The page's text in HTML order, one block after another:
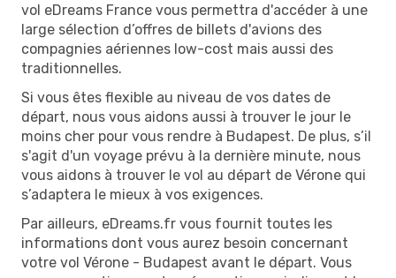
vol eDreams France vous permettra d'accéder à une
large sélection d’offres de billets d'avions des
compagnies aériennes low-cost mais aussi des
traditionnelles.
Si vous êtes flexible au niveau de vos dates de
départ, nous vous aidons aussi à trouver le jour le
moins cher pour vous rendre à Budapest. De plus, s’il
s'agit d'un voyage prévu à la dernière minute, nous
vous aidons à trouver le vol au départ de Vérone qui
s’adaptera le mieux à vos exigences.
Par ailleurs, eDreams.fr vous fournit toutes les
informations dont vous aurez besoin concernant
votre vol Vérone - Budapest avant le départ. Vous